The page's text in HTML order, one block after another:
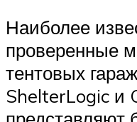
Наиболее
проверенные
тентовых
ShelterLogic и